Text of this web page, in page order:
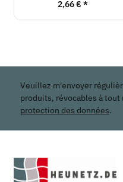
2,66 € *
Veuillez m'envoyer
produits, révocables à
protection des données.